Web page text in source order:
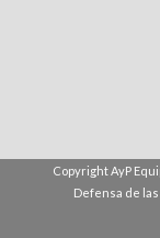
Copyright AyP
Defensa de